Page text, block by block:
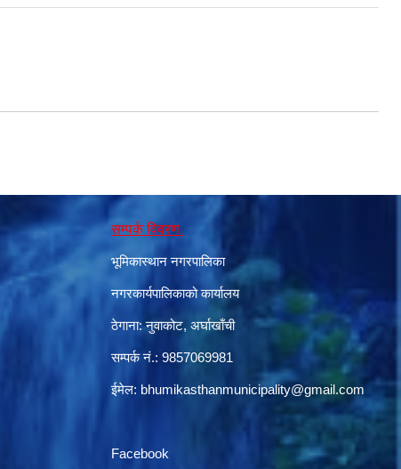
सम्पर्क विवरण
भूमिकास्थान नगरपालिका
नगरकार्यपालिकाको कार्यालय
ठेगाना: नुवाकोट, अर्घाखाँची
सम्पर्क नं.: 9857069981
ईमेल: bhumikasthanmunicipality@gmail.com
Facebook